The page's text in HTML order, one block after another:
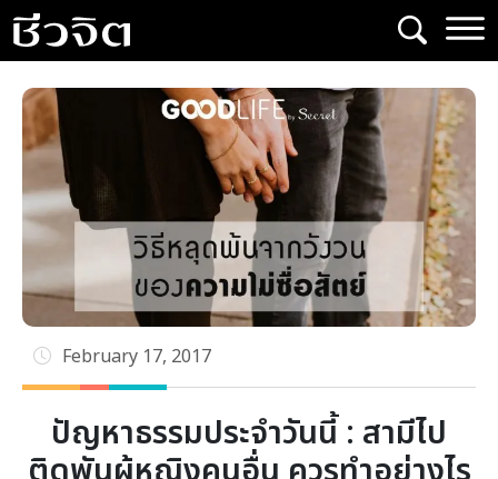
Skip
to
content
February 17, 2017
ปัญหาธรรมประจำวันนี้ : สามีไป